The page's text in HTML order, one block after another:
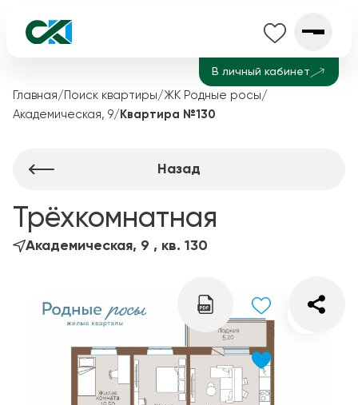
В личный кабинет
Главная/ Поиск квартиры/ЖК Родные росы/
Академическая, 9/ Квартира №130
Назад
Трёхкомнатная
Академическая, 9 , кв. 130